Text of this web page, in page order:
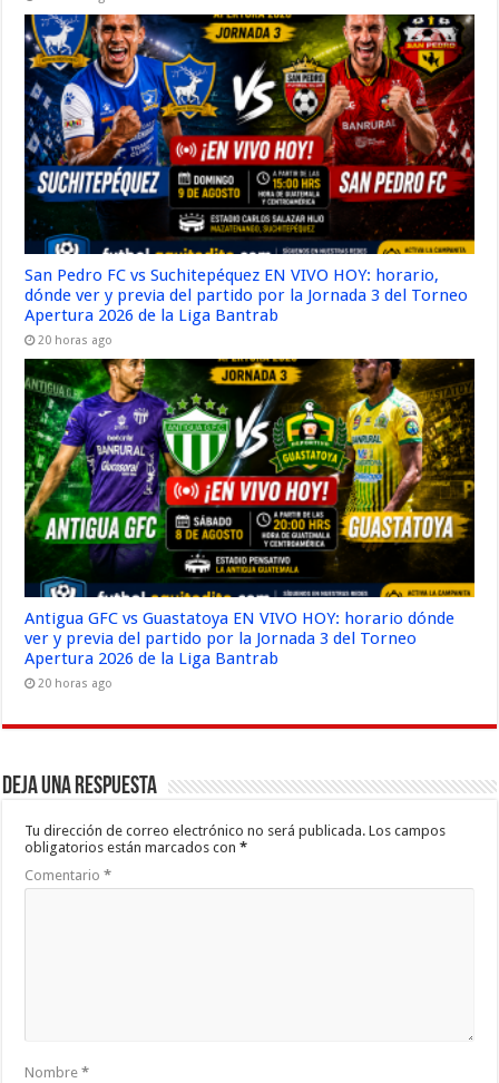
San Pedro FC vs Suchitepéquez EN VIVO HOY: horario,
dónde ver y previa del partido por la Jornada 3 del Torneo
Apertura 2026 de la Liga Bantrab
20 horas ago
Antigua GFC vs Guastatoya EN VIVO HOY: horario dónde
ver y previa del partido por la Jornada 3 del Torneo
Apertura 2026 de la Liga Bantrab
20 horas ago
Deja una respuesta
Tu dirección de correo electrónico no será publicada. Los campos
obligatorios están marcados con*
Comentario*
Nombre*